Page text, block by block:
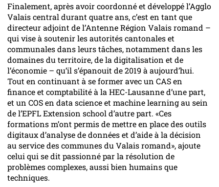
Finalement, après avoir coordonné et développé l’Agglo
Valais central durant quatre ans, c’est en tant que
directeur adjoint de l’Antenne Région Valais romand –
qui vise à soutenir les autorités cantonales et
communales dans leurs tâches, notamment dans les
domaines du territoire, de la digitalisation et de
l’économie – qu’il s’épanouit de 2019 à aujourd’hui.
Tout en continuant à se former avec un CAS en
finance et comptabilité à la HEC-Lausanne d’une part,
et un COS en data science et machine learning au sein
de l’EPFL Extension school d’autre part. «Ces
formations m’ont permis de mettre en place des outils
digitaux d’analyse de données et d’aide à la décision
au service des communes du Valais romand», ajoute
celui qui se dit passionné par la résolution de
problèmes complexes, aussi bien humains que
techniques.